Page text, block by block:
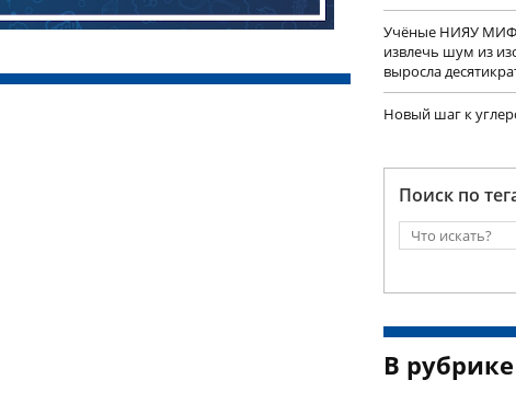
Учëные НИЯУ
извлечь шум из
выросла
Новый шаг к
Поиск по
В рубрике